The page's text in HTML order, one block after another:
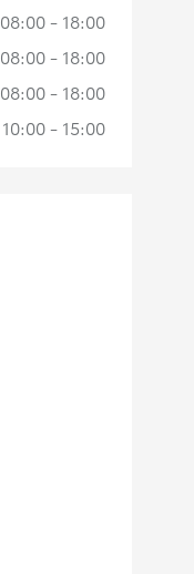
08:00 - 18:00
08:00 - 18:00
08:00 - 18:00
10:00 - 15:00